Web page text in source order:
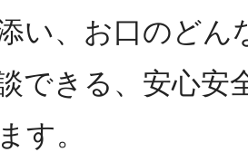
い、お口のどん
できる、安心安
す。